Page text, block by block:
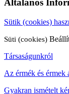
Általános
Sütik (cookies)
Süti (cookies)
Társaságunkról
Az érmék és érmek
Gyakran ismételt